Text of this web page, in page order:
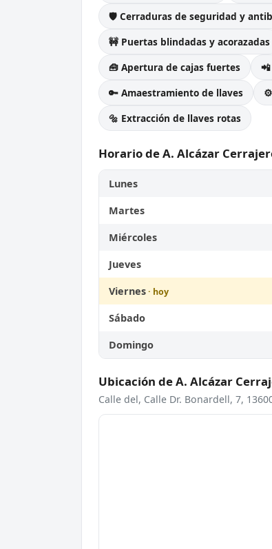
🛡️ Cerraduras de seguridad y
🚧 Puertas blindadas y acorazadas
🧰 Apertura de cajas fuertes
🔑 Amaestramiento de llaves
🔩 Extracción de llaves rotas
Horario de A. Alcázar
Lunes
Martes
Miércoles
Jueves
Viernes
Sábado
Domingo
Ubicación de A. Alcázar
Calle del, Calle Dr. Bonardell, 7,